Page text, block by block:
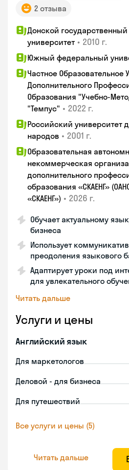
2 отзыва
Донской
университет • 2010 г.
Южный федеральный
Частное Образовательное
Дополнительного
Образования "Учебно-
"Темпус" • 2022 г.
Российский университет
народов • 2001 г.
Образовательная
некоммерческая
дополнительного
образования «СКАЕНГ»
«СКАЕНГ») • 2026 г.
Обучает актуальному
бизнеса
Использует
преодоления языкового
Адаптирует уроки под
для увлекательного
Читать дальше
Услуги и цены
Английский язык
Для маркетологов
Деловой - для бизнеса
Для путешествий
Все услуги и цены (5)
Читать дальше